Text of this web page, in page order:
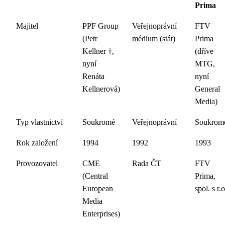
Prima
Majitel
PPF Group
(Petr
Kellner †,
nyní
Renáta
Kellnerová)
Veřejnoprávní
médium (stát)
FTV
Prima
(dříve
MTG,
nyní
General
Media)
Typ vlastnictví Soukromé Veřejnoprávní
Rok založení 1994 1992 1993
Provozovatel
CME
(Central
European
Media
Enterprises)
Rada ČT
FTV
Prima,
spol. s